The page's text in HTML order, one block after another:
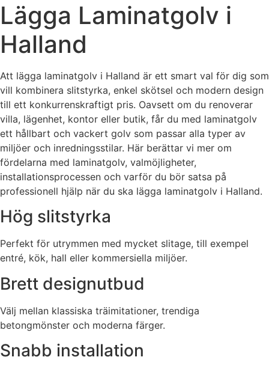
Lägga Laminatgolv i
Halland
Att lägga laminatgolv i Halland är ett smart val för dig som
vill kombinera slitstyrka, enkel skötsel och modern design
till ett konkurrenskraftigt pris. Oavsett om du renoverar
villa, lägenhet, kontor eller butik, får du med laminatgolv
ett hållbart och vackert golv som passar alla typer av
miljöer och inredningsstilar. Här berättar vi mer om
fördelarna med laminatgolv, valmöjligheter,
installationsprocessen och varför du bör satsa på
professionell hjälp när du ska lägga laminatgolv i Halland.
Hög slitstyrka
Perfekt för utrymmen med mycket slitage, till exempel
entré, kök, hall eller kommersiella miljöer.
Brett designutbud
Välj mellan klassiska träimitationer, trendiga
betongmönster och moderna färger.
Snabb installation